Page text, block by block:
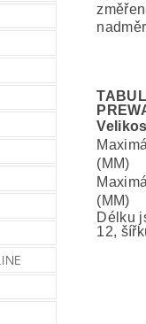
(MM)
(MM)
Délku
12,